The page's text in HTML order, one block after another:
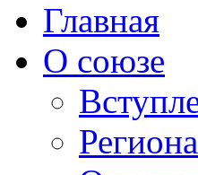
Главная
О союзе